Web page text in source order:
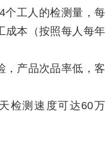
个工人的检测量，每
成本（按照每人每年
，产品次品率低，客
检测速度可达60万